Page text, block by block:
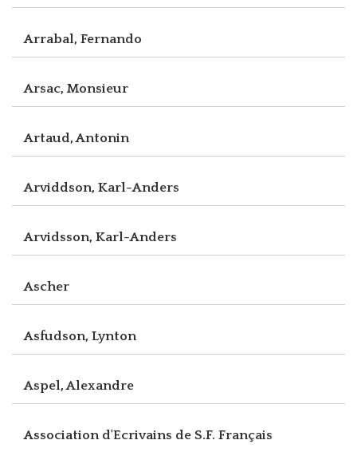
Arrabal, Fernando
Arsac, Monsieur
Artaud, Antonin
Arviddson, Karl-Anders
Arvidsson, Karl-Anders
Ascher
Asfudson, Lynton
Aspel, Alexandre
Association d'Ecrivains de S.F. Français